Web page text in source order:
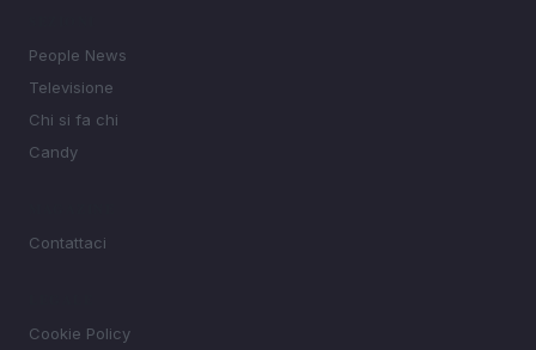
People News
Televisione
Chi si fa chi
Candy
Contattaci
Cookie Policy